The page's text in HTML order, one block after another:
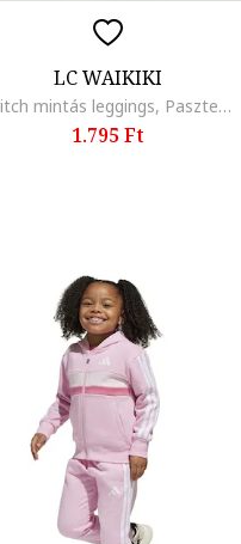
LC WAIKIKI
Stitch mintás leggings, Pasztellkék/Rózsaszín
1.795 Ft